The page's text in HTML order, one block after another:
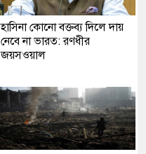
হাসিনা কোনো বক্তব্য দিলে দায়
নেবে না ভারত: রণধীর
জয়সওয়াল